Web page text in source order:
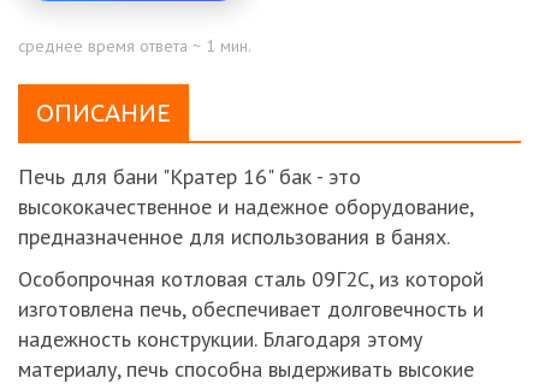
среднее время ответа ~ 1 мин.
ОПИСАНИЕ
Печь для бани "Кратер 16" бак - это
высококачественное и надежное оборудование,
предназначенное для использования в банях.
Особопрочная котловая сталь 09Г2С, из которой
изготовлена печь, обеспечивает долговечность и
надежность конструкции. Благодаря этому
материалу, печь способна выдерживать высокие